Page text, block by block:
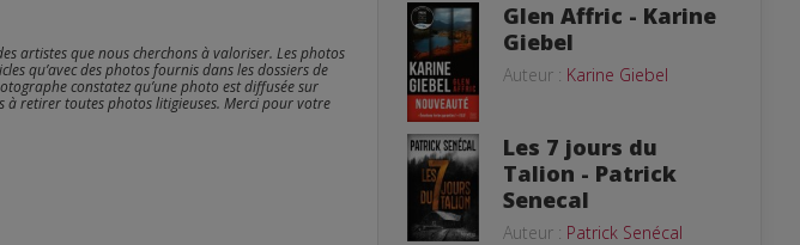
artistes que nous cherchons à valoriser. Les photos
qu’avec des photos fournis dans les dossiers de
constatez qu’une photo est diffusée sur
à retirer toutes photos litigieuses. Merci pour votre
Glen Affric - Karine
Giebel
Auteur : Karine Giebel
Les 7 jours du
Talion - Patrick
Senecal
Auteur : Patrick Senécal